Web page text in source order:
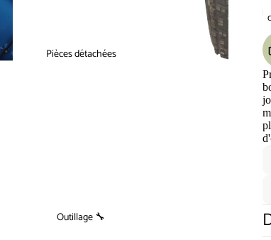
Pièces détachées
Outillage 🔧